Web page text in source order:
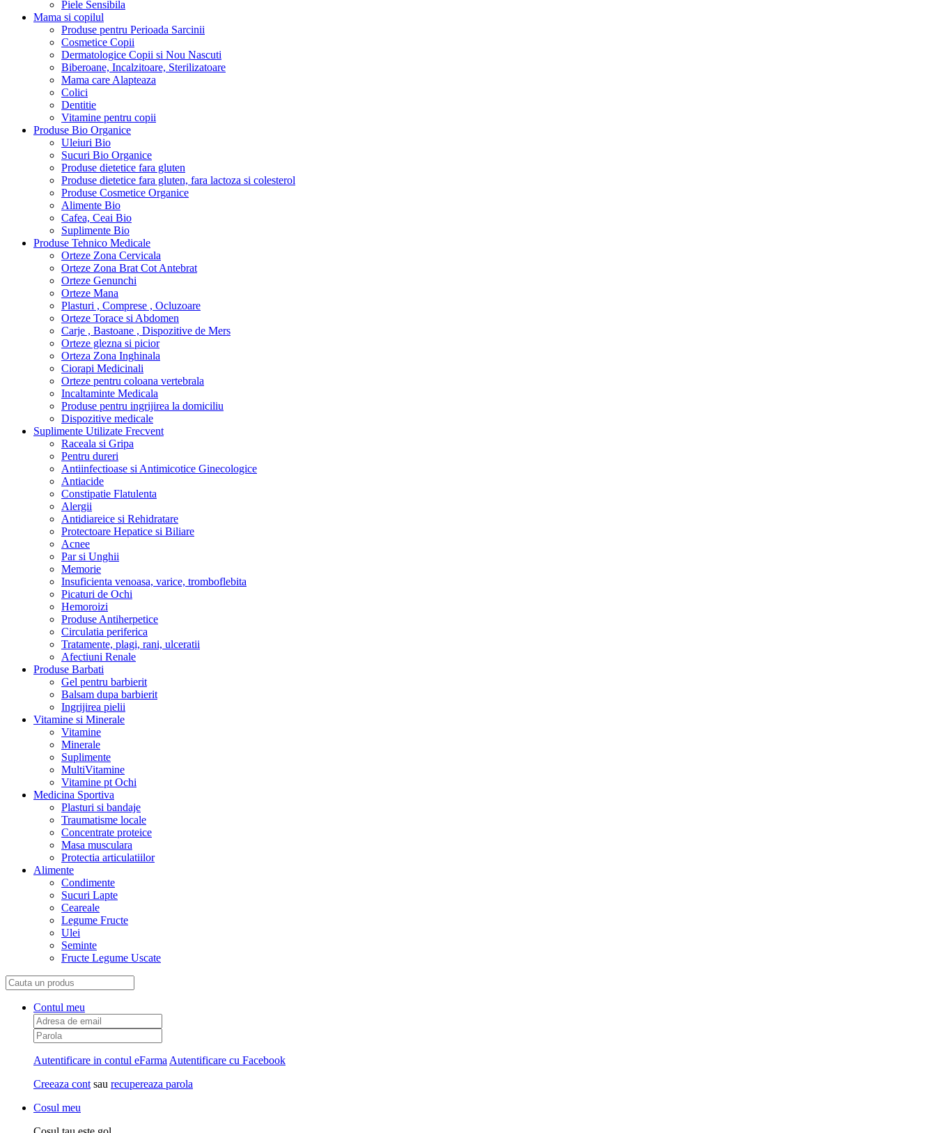
Piele Sensibila
Mama si copilul
Produse pentru Perioada Sarcinii
Cosmetice Copii
Dermatologice Copii si Nou Nascuti
Biberoane, Incalzitoare, Sterilizatoare
Mama care Alapteaza
Colici
Dentitie
Vitamine pentru copii
Produse Bio Organice
Uleiuri Bio
Sucuri Bio Organice
Produse dietetice fara gluten
Produse dietetice fara gluten, fara lactoza si colesterol
Produse Cosmetice Organice
Alimente Bio
Cafea, Ceai Bio
Suplimente Bio
Produse Tehnico Medicale
Orteze Zona Cervicala
Orteze Zona Brat Cot Antebrat
Orteze Genunchi
Orteze Mana
Plasturi , Comprese , Ocluzoare
Orteze Torace si Abdomen
Carje , Bastoane , Dispozitive de Mers
Orteze glezna si picior
Orteza Zona Inghinala
Ciorapi Medicinali
Orteze pentru coloana vertebrala
Incaltaminte Medicala
Produse pentru ingrijirea la domiciliu
Dispozitive medicale
Suplimente Utilizate Frecvent
Raceala si Gripa
Pentru dureri
Antiinfectioase si Antimicotice Ginecologice
Antiacide
Constipatie Flatulenta
Alergii
Antidiareice si Rehidratare
Protectoare Hepatice si Biliare
Acnee
Par si Unghii
Memorie
Insuficienta venoasa, varice, tromboflebita
Picaturi de Ochi
Hemoroizi
Produse Antiherpetice
Circulatia periferica
Tratamente, plagi, rani, ulceratii
Afectiuni Renale
Produse Barbati
Gel pentru barbierit
Balsam dupa barbierit
Ingrijirea pielii
Vitamine si Minerale
Vitamine
Minerale
Suplimente
MultiVitamine
Vitamine pt Ochi
Medicina Sportiva
Plasturi si bandaje
Traumatisme locale
Concentrate proteice
Masa musculara
Protectia articulatiilor
Alimente
Condimente
Sucuri Lapte
Ceareale
Legume Fructe
Ulei
Seminte
Fructe Legume Uscate
Contul meu
Autentificare in contul eFarma Autentificare cu Facebook
Creeaza cont sau recupereaza parola
Cosul meu